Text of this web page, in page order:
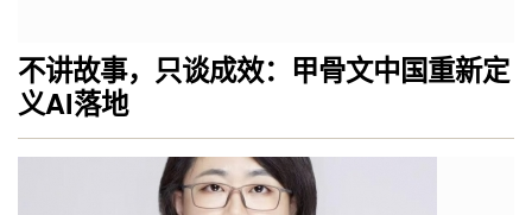
不讲故事，只谈成效：甲骨文中国重新定
义AI落地